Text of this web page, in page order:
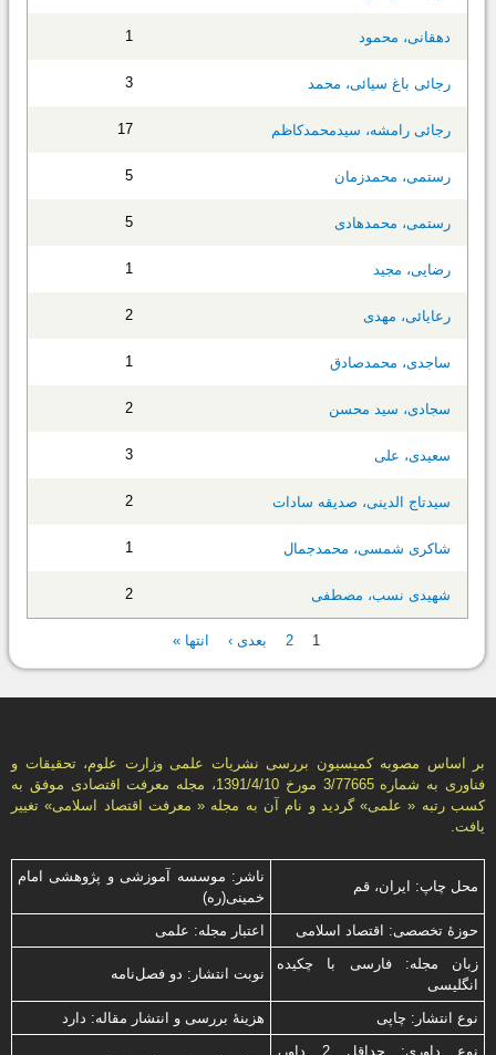
دهقانی، محمود 1
رجائی باغ سیائی، محمد 3
رجائی رامشه، سیدمحمدکاظم 17
رستمی، محمدزمان 5
رستمی، محمدهادی 5
رضایی، مجید 1
رعایائی، مهدی 2
ساجدی، محمدصادق 1
سجادی، سید محسن 2
سعیدی، علی 3
سیدتاج الدینی، صدیقه سادات 2
شاکری شمسی، محمدجمال 1
شهیدی نسب، مصطفی 2
1
2 بعدی › انتها »
بر اساس مصوبه کمیسیون بررسی نشریات علمی وزارت علوم، تحقیقات و
فناوری به شماره 3/77665 مورخ 1391/4/10، مجله معرفت اقتصادی موفق به
کسب رتبه « علمی» گردید و نام آن به مجله « معرفت اقتصاد اسلامی» تغییر
یافت.
محل چاپ: ایران، قم
ناشر: موسسه آموزشی و پژوهشی امام
خمینی(ره)
حوزۀ تخصصی: اقتصاد اسلامی
اعتبار مجله: علمی
زبان مجله: فارسی با چكیده
انگلیسی
نوبت انتشار: دو فصل‌نامه
نوع انتشار: چاپی
هزینۀ بررسی و انتشار مقاله: دارد
نوع داوری: حداقل 2 داور،